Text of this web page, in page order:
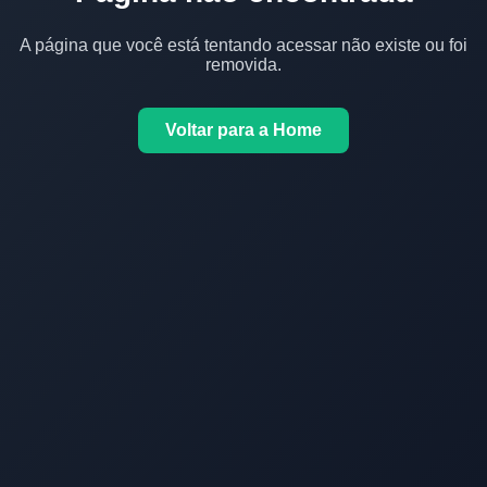
A página que você está tentando acessar não existe ou foi
removida.
Voltar para a Home